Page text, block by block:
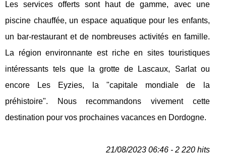
Les services offerts sont haut de gamme, avec une
piscine chauffée, un espace aquatique pour les enfants,
un bar-restaurant et de nombreuses activités en famille.
La région environnante est riche en sites touristiques
intéressants tels que la grotte de Lascaux, Sarlat ou
encore Les Eyzies, la "capitale mondiale de la
préhistoire". Nous recommandons vivement cette
destination pour vos prochaines vacances en Dordogne.
21/08/2023 06:46 - 2 220 hits